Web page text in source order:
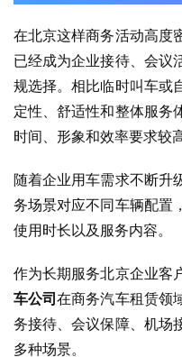
在北京这样商务活动高度
已经成为企业接待、会议
规选择。相比临时叫车或
定性、舒适性和整体服务
时间、形象和效率要求较
随着企业用车需求不断升
务场景对应不同车辆配置
使用时长以及服务内容。
作为长期服务北京企业客
车公司在商务汽车租赁领
务接待、会议保障、机场
多种场景。